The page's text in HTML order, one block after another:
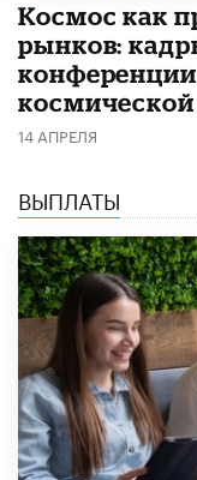
Космос как
рынков:
14 АПРЕЛЯ
ВЫПЛАТЫ